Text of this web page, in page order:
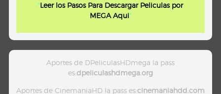
"Leer los Pasos Para Descargar Peliculas por
MEGA Aqui"
Aportes de DPeliculasHDmega la pass
es:dpeliculashdmega.org
Aportes de CinemaniaHD la pass es:cinemaniahdd.com